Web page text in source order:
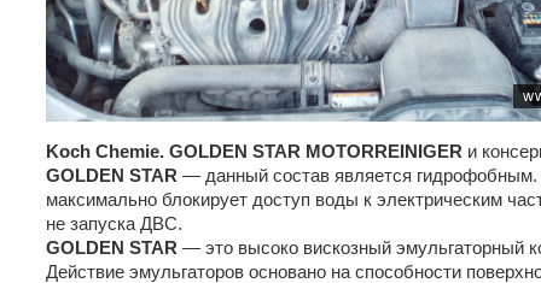
Koch Chemie. GOLDEN STAR MOTORREINIGER и
GOLDEN STAR — данный состав является гидрофобным.
максимально блокирует доступ воды к электрическим
не запуска ДВС.
GOLDEN STAR — это высоко вискозный эмульгаторный
Действие эмульгаторов основано на способности